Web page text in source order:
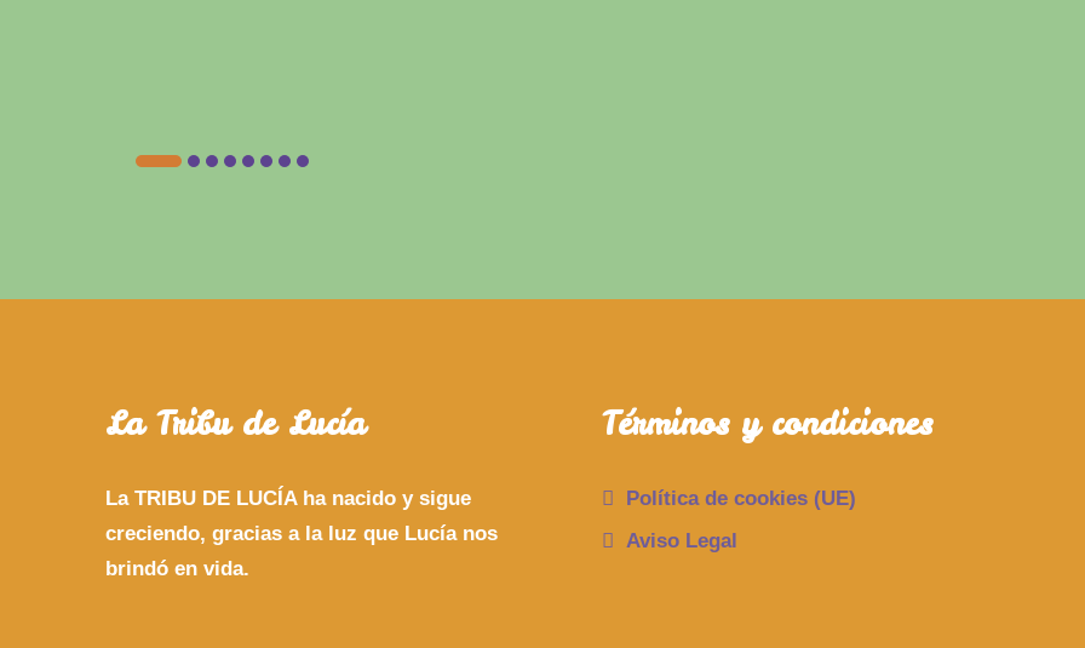
La Tribu de Lucía
La TRIBU DE LUCÍA ha nacido y sigue
creciendo, gracias a la luz que Lucía nos
brindó en vida.
Términos y condiciones
Política de cookies (UE)
Aviso Legal